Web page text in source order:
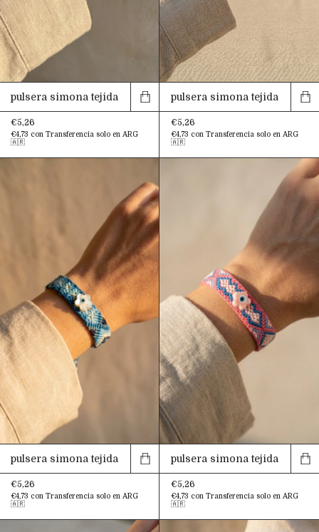
pulsera simona tejida
€5,26
€4,73 con Transferencia solo en ARG
🇦🇷
pulsera simona tejida
€5,26
€4,73 con Transferencia solo en ARG
🇦🇷
pulsera simona tejida
€5,26
€4,73 con Transferencia solo en ARG
🇦🇷
pulsera simona tejida
€5,26
€4,73 con Transferencia solo en ARG
🇦🇷